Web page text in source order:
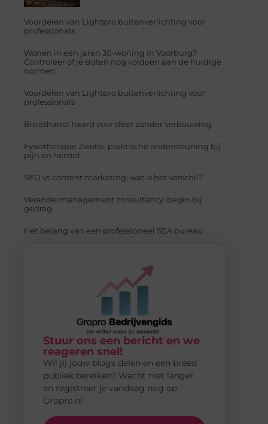
Voordelen van Lightpro buitenverlichting voor
professionals
Wonen in een jaren 30-woning in Voorburg?
Controleer of je sloten nog voldoen aan de huidige
normen
Voordelen van Lightpro buitenverlichting voor
professionals
Bio ethanol haard voor sfeer zonder verbouwing
Fysiotherapie Zwolle: praktische ondersteuning bij
pijn en herstel
SEO vs content marketing: wat is het verschil?
Verandermanagement consultancy: begin bij
gedrag
Het belang van een professioneel SEA bureau
Stuur ons een bericht en we
reageren snel!
Wil jij jouw blogs delen en een breed
publiek bereiken? Wacht niet langer
en registreer je vandaag nog op
Gropro.nl